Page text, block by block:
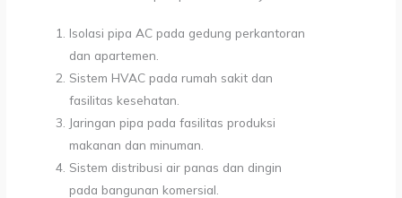
Isolasi pipa AC pada gedung perkantoran
dan apartemen.
Sistem HVAC pada rumah sakit dan
fasilitas kesehatan.
Jaringan pipa pada fasilitas produksi
makanan dan minuman.
Sistem distribusi air panas dan dingin
pada bangunan komersial.